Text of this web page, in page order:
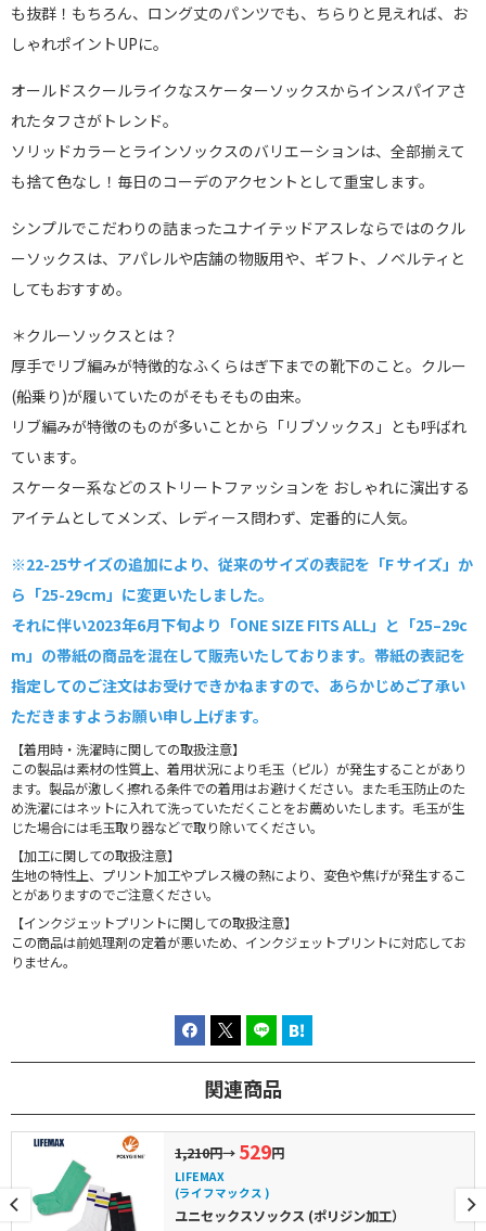
も抜群！もちろん、ロング丈のパンツでも、ちらりと見えれば、お
しゃれポイントUPに。
オールドスクールライクなスケーターソックスからインスパイアさ
れたタフさがトレンド。
ソリッドカラーとラインソックスのバリエーションは、全部揃えて
も捨て色なし！毎日のコーデのアクセントとして重宝します。
シンプルでこだわりの詰まったユナイテッドアスレならではのクル
ーソックスは、アパレルや店舗の物販用や、ギフト、ノベルティと
してもおすすめ。
＊クルーソックスとは？
厚手でリブ編みが特徴的なふくらはぎ下までの靴下のこと。クルー
(船乗り)が履いていたのがそもそもの由来。
リブ編みが特徴のものが多いことから「リブソックス」とも呼ばれ
ています。
スケーター系などのストリートファッションを おしゃれに演出する
アイテムとしてメンズ、レディース問わず、定番的に人気。
※22-25サイズの追加により、従来のサイズの表記を「F サイズ」か
ら「25-29cm」に変更いたしました。
それに伴い2023年6月下旬より「ONE SIZE FITS ALL」と「25–29c
m」の帯紙の商品を混在して販売いたしております。帯紙の表記を
指定してのご注文はお受けできかねますので、あらかじめご了承い
ただきますようお願い申し上げます。
【着用時・洗濯時に関しての取扱注意】
この製品は素材の性質上、着用状況により毛玉（ピル）が発生することがあり
ます。製品が激しく擦れる条件での着用はお避けください。また毛玉防止のた
め洗濯にはネットに入れて洗っていただくことをお薦めいたします。毛玉が生
じた場合には毛玉取り器などで取り除いてください。
【加工に関しての取扱注意】
生地の特性上、プリント加工やプレス機の熱により、変色や焦げが発生するこ
とがありますのでご注意ください。
【インクジェットプリントに関しての取扱注意】
この商品は前処理剤の定着が悪いため、インクジェットプリントに対応してお
りません。
関連商品
1,210円→ 529円
LIFEMAX
(ライフマックス )
ユニセックスソックス (ポリジン加工）